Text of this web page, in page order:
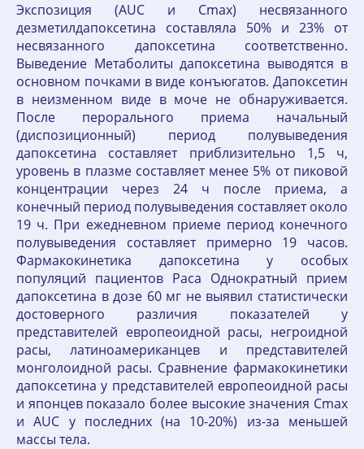
Экспозиция (AUC и Сmах) несвязанного
дезметилдапоксетина составляла 50% и 23% от
несвязанного дапоксетина соответственно.
Выведение Метаболиты дапоксетина выводятся в
основном почками в виде конъюгатов. Дапоксетин
в неизменном виде в моче не обнаруживается.
После перорального приема начальный
(диспозиционный) период полувыведения
дапоксетина составляет приблизительно 1,5 ч,
уровень в плазме составляет менее 5% от пиковой
концентрации через 24 ч после приема, а
конечный период полувыведения составляет около
19 ч. При ежедневном приеме период конечного
полувыведения составляет примерно 19 часов.
Фармакокинетика дапоксетина у особых
популяций пациентов Раса Однократный прием
дапоксетина в дозе 60 мг не выявил статистически
достоверного различия показателей у
представителей европеоидной расы, негроидной
расы, латиноамериканцев и представителей
монголоидной расы. Сравнение фармакокинетики
дапоксетина у представителей европеоидной расы
и японцев показало более высокие значения Сmах
и AUC у последних (на 10-20%) из-за меньшей
массы тела.